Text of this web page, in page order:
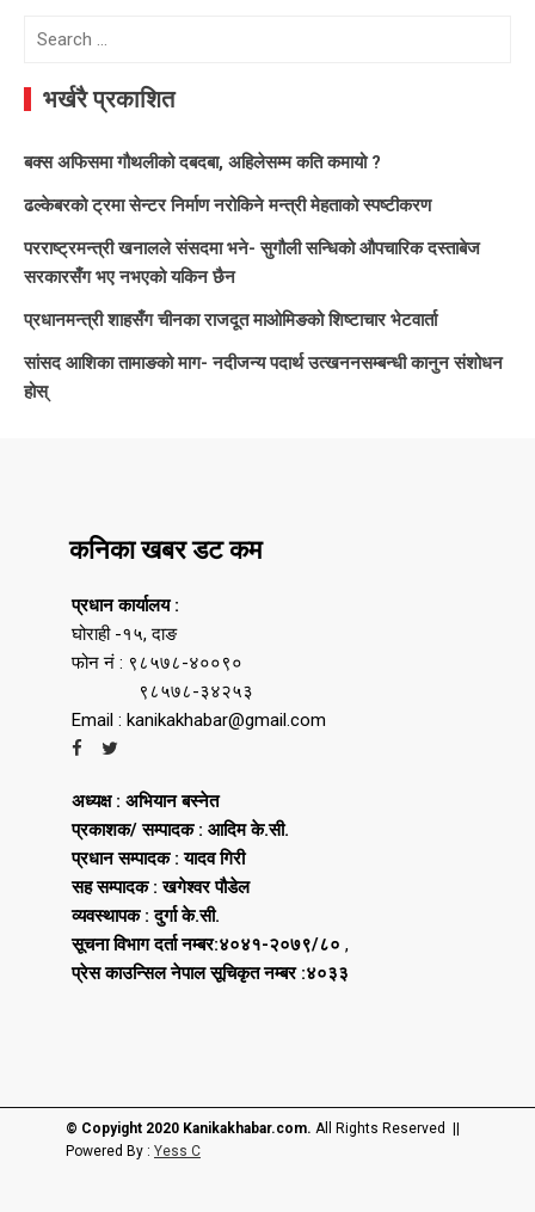
Search
भर्खरै प्रकाशित
बक्स अफिसमा गौथलीको दबदबा, अहिलेसम्म कति कमायो ?
ढल्केबरको ट्रमा सेन्टर निर्माण नरोकिने मन्त्री मेहताको स्पष्टीकरण
परराष्ट्रमन्त्री खनालले संसदमा भने- सुगौली सन्धिको औपचारिक दस्ताबेज
सरकारसँग भए नभएको यकिन छैन
प्रधानमन्त्री शाहसँग चीनका राजदूत माओमिङको शिष्टाचार भेटवार्ता
सांसद आशिका तामाङको माग- नदीजन्य पदार्थ उत्खननसम्बन्धी कानुन संशोधन
होस्
कनिका खबर डट कम
प्रधान कार्यालय :
घोराही -१५, दाङ
फोन नं : ९८५७८-४००९०
९८५७८-३४२५३
Email : kanikakhabar@gmail.com
अध्यक्ष : अभियान बस्नेत
प्रकाशक/ सम्पादक : आदिम के.सी.
प्रधान सम्पादक : यादव गिरी
सह सम्पादक : खगेश्वर पौडेल
व्यवस्थापक : दुर्गा के.सी.
सूचना विभाग दर्ता नम्बर:४०४१-२०७९/८० ,
प्रेस काउन्सिल नेपाल सूचिकृत नम्बर :४०३३
© Copyight 2020 Kanikakhabar.com. All Rights Reserved ||
Powered By : Yess C